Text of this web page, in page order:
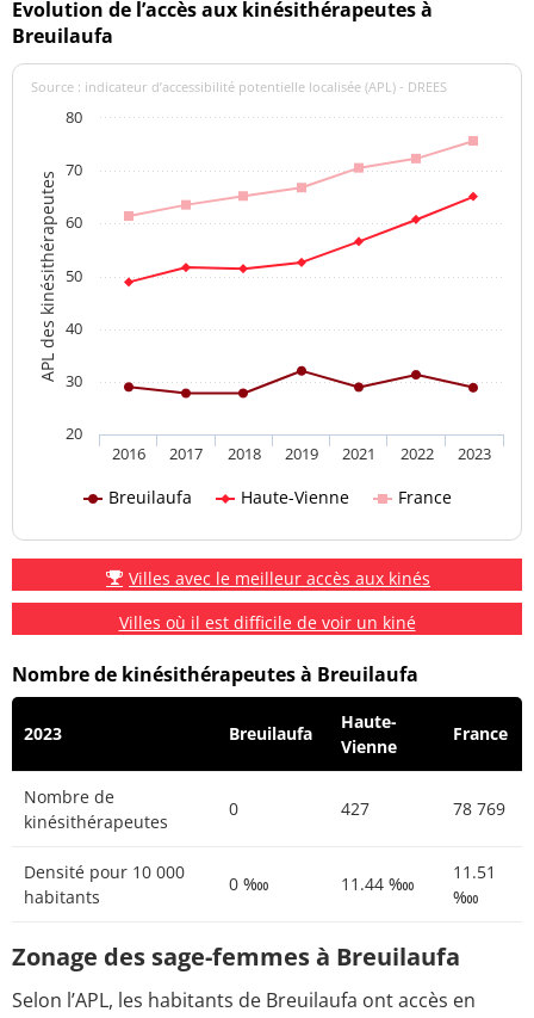
Evolution de l’accès aux kinésithérapeutes à
Breuilaufa
APL des kinésithérapeutes
Source : indicateur d’accessibilité potentielle localisée (APL) - DREES
Breuilaufa Haute-Vienne France
2016 2017 2018 2019 2021 2022 2023
20
30
40
50
60
70
80
Villes avec le meilleur accès aux kinés
Villes où il est difficile de voir un kiné
Nombre de kinésithérapeutes à Breuilaufa
2023 Breuilaufa
Haute-
Vienne
France
Nombre de
kinésithérapeutes
0 427 78 769
Densité pour 10 000
habitants
0 ‱ 11.44 ‱
11.51
‱
Zonage des sage-femmes à Breuilaufa
Selon l’APL, les habitants de Breuilaufa ont accès en